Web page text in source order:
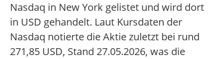
Nasdaq in New York gelistet und wird dort
in USD gehandelt. Laut Kursdaten der
Nasdaq notierte die Aktie zuletzt bei rund
271,85 USD, Stand 27.05.2026, was die